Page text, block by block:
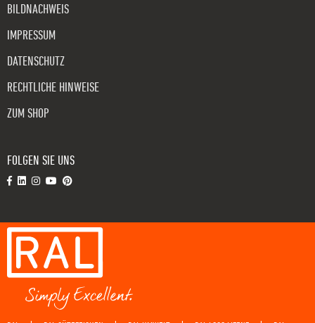
BILDNACHWEIS
IMPRESSUM
DATENSCHUTZ
RECHTLICHE HINWEISE
ZUM SHOP
FOLGEN SIE UNS